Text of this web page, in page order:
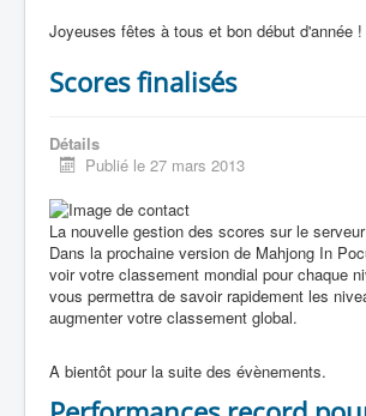
Joyeuses fêtes à tous et bon début d'année !
Scores finalisés
Détails
Publié le 27 mars 2013
La nouvelle gestion des scores sur le
Dans la prochaine version de Mahjong In
voir votre classement mondial pour chaque
vous permettra de savoir rapidement les
augmenter votre classement global.
A bientôt pour la suite des évènements.